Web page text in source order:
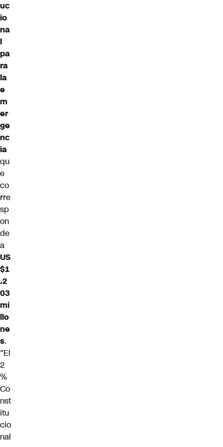
uc
io
na
l
pa
ra
la
e
m
er
ge
nc
ia
qu
e
co
rre
sp
on
de
a
US
$1
.2
03
mi
llo
ne
s.
“El
2
%
Co
nst
itu
cio
nal